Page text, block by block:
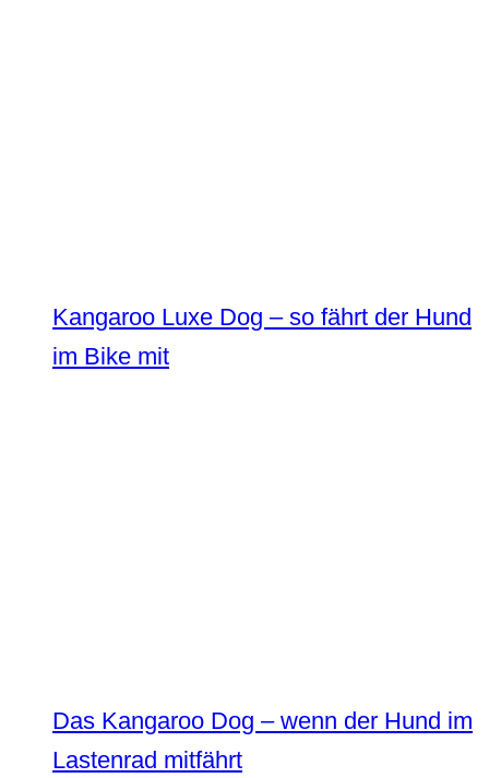
Kangaroo Luxe Dog – so fährt der Hund
im Bike mit
Das Kangaroo Dog – wenn der Hund im
Lastenrad mitfährt